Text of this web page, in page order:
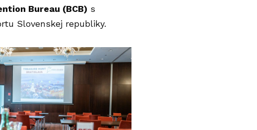
Bureau (BCB) s
Slovenskej republiky.